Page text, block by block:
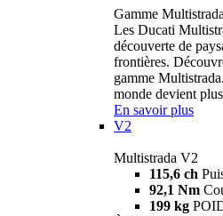
Gamme Multistrada
Les Ducati
découverte de
frontières.
gamme
monde devient
En savoir plus
V2
Multistrada V2
115,6 ch
92,1 Nm
199 kg